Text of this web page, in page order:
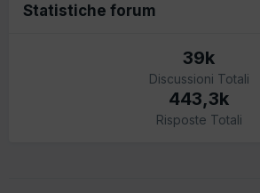
Statistiche forum
39k
Discussioni Totali
443,3k
Risposte Totali